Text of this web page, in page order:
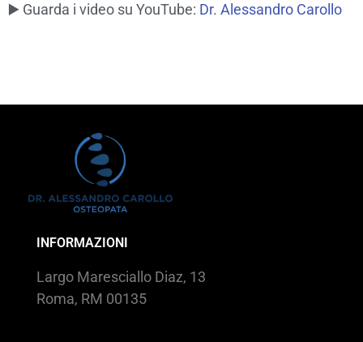
▶️ Guarda i video su YouTube: Dr. Alessandro Carollo
INFORMAZIONI
Largo Maresciallo Diaz, 13
Roma, RM 00135